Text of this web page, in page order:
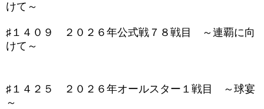
けて～
♯１４０９ ２０２６年公式戦７８戦目 ～連覇に向
けて～
♯１４２５ ２０２６年オールスター１戦目 ～球宴
～